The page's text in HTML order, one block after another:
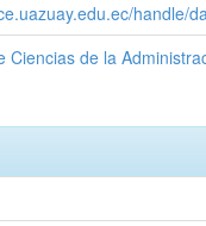
handle/
Ciencias de la